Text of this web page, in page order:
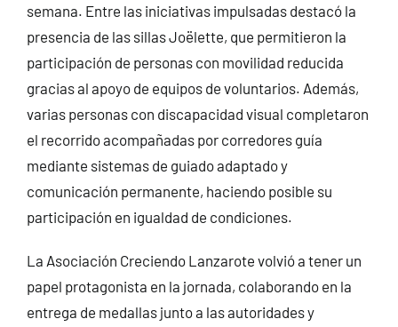
semana. Entre las iniciativas impulsadas destacó la
presencia de las sillas Joëlette, que permitieron la
participación de personas con movilidad reducida
gracias al apoyo de equipos de voluntarios. Además,
varias personas con discapacidad visual completaron
el recorrido acompañadas por corredores guía
mediante sistemas de guiado adaptado y
comunicación permanente, haciendo posible su
participación en igualdad de condiciones.
La Asociación Creciendo Lanzarote volvió a tener un
papel protagonista en la jornada, colaborando en la
entrega de medallas junto a las autoridades y